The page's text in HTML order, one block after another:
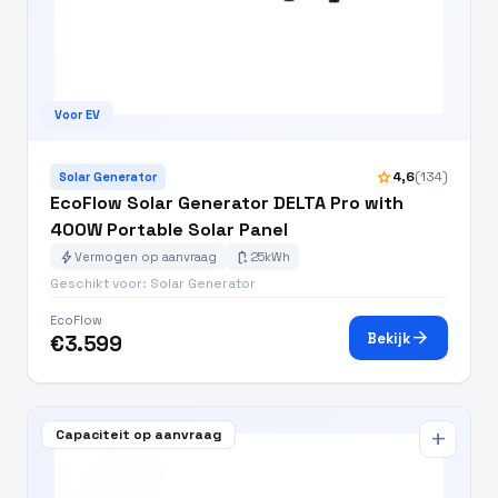
Voor EV
Solar Generator star4,6(134)
EcoFlow Solar Generator DELTA Pro with
400W Portable Solar Panel
boltVermogen op aanvraag battery_charging_full 25kWh
Geschikt voor: Solar Generator
EcoFlow
€3.599 Bekijkarrow_forward
Capaciteit op aanvraag add